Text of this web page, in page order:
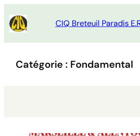
au
contenu
CIQ Breteuil Paradis
Catégorie : Fondamental